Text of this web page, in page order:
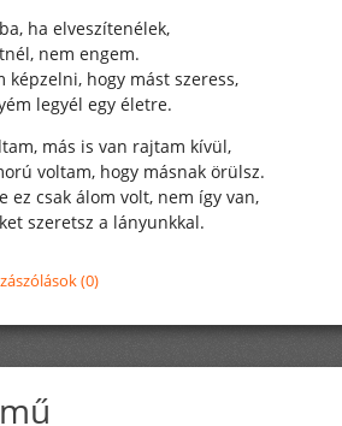
ha elveszítenélek,
nem engem.
képzelni, hogy mást szeress,
legyél egy életre.
más is van rajtam kívül,
voltam, hogy másnak örülsz.
ez csak álom volt, nem így van,
szeretsz a lányunkkal.
(0)